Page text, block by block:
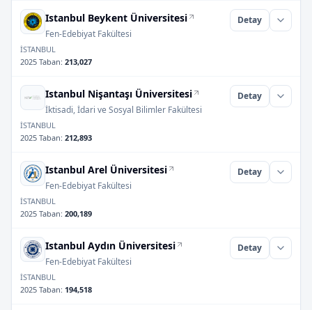
Istanbul Beykent Üniversitesi
Fen-Edebiyat Fakültesi
Detay
İSTANBUL
2025 Taban: 213,027
Istanbul Nişantaşı Üniversitesi
İktisadi, İdari ve Sosyal Bilimler Fakültesi
Detay
İSTANBUL
2025 Taban: 212,893
Istanbul Arel Üniversitesi
Fen-Edebiyat Fakültesi
Detay
İSTANBUL
2025 Taban: 200,189
Istanbul Aydın Üniversitesi
Fen-Edebiyat Fakültesi
Detay
İSTANBUL
2025 Taban: 194,518